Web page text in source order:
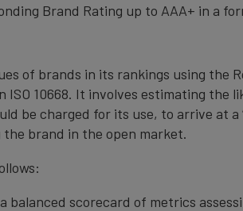
Brand Rating up to AAA+ in a
of brands in its rankings using the
10668. It involves estimating
be charged for its use, to arrive at
brand in the open market.
balanced scorecard of metrics